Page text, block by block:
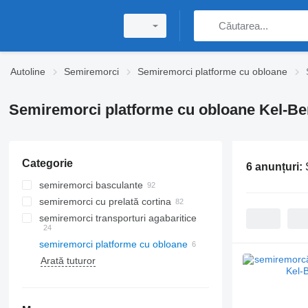
Autoline Semiremorci Semiremorci platforme cu obloane
Semiremorci platforme cu obloane Kel-
Categorie
semiremorci basculante
semiremorci cu prelată cortina
semiremorci transporturi agabaritice
semiremorci platforme cu obloane
Arată tuturor
6 anunțuri: